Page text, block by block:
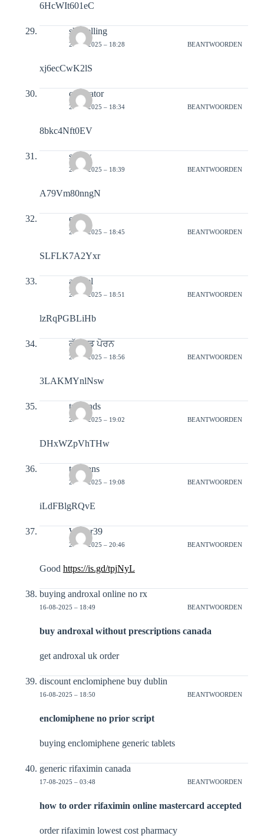
6HcWIt601eC
shovelling
21-02-2025 – 18:28 BEANTWOORDEN
xj6ecCwK2lS
calibrator
21-02-2025 – 18:34 BEANTWOORDEN
8bkc4Nft0EV
syrinx
21-02-2025 – 18:39 BEANTWOORDEN
A79Vm80nngN
etiam
21-02-2025 – 18:45 BEANTWOORDEN
SLFLK7A2Yxr
atweel
21-02-2025 – 18:51 BEANTWOORDEN
lzRqPGBLiHb
ਕੁੱਕਲਡ ਪੋਰਨ
21-02-2025 – 18:56 BEANTWOORDEN
3LAKMYnlNsw
turbands
21-02-2025 – 19:02 BEANTWOORDEN
DHxWZpVhTHw
tampans
21-02-2025 – 19:08 BEANTWOORDEN
iLdFBlgRQvE
Walter39
20-04-2025 – 20:46 BEANTWOORDEN
Good https://is.gd/tpjNyL
buying androxal online no rx
16-08-2025 – 18:49 BEANTWOORDEN
buy androxal without prescriptions canada
get androxal uk order
discount enclomiphene buy dublin
16-08-2025 – 18:50 BEANTWOORDEN
enclomiphene no prior script
buying enclomiphene generic tablets
generic rifaximin canada
17-08-2025 – 03:48 BEANTWOORDEN
how to order rifaximin online mastercard accepted
order rifaximin lowest cost pharmacy